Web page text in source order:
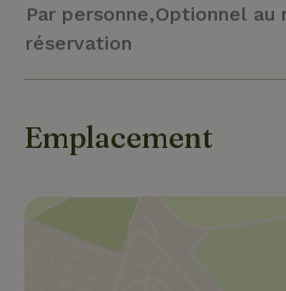
Par personne,Optionnel
réservation
Emplacement